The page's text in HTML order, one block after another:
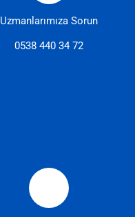
Uzmanlarımıza Sorun
0538 440 34 72